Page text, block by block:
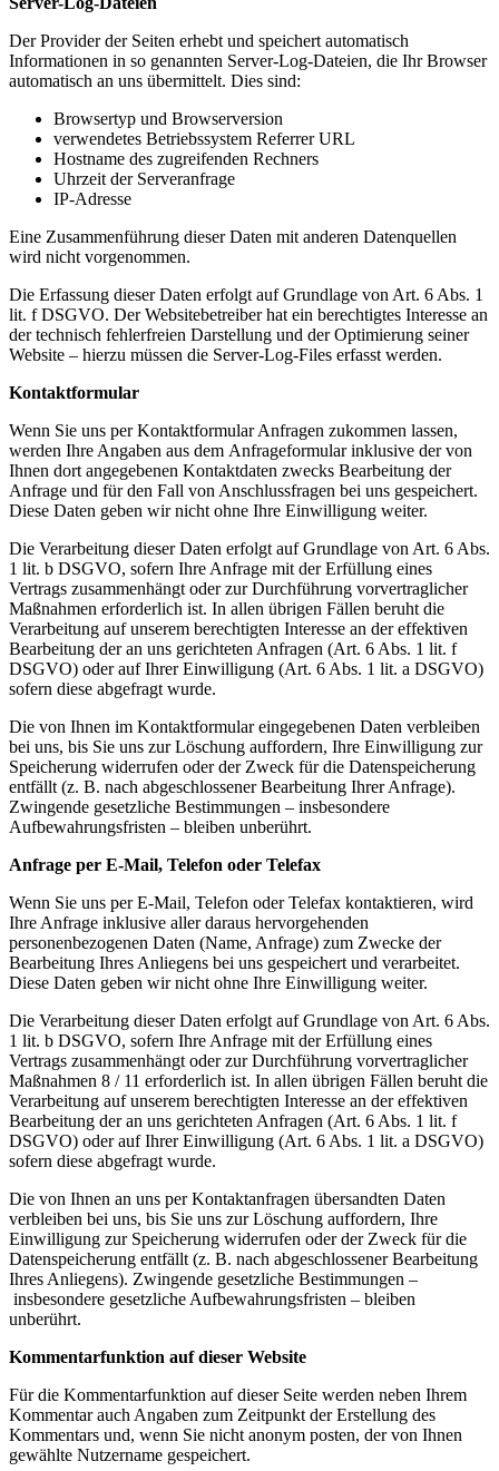
Der Provider der Seiten erhebt und speichert automatisch
Informationen in so genannten Server-Log-Dateien, die Ihr Browser
automatisch an uns übermittelt. Dies sind:
Browsertyp und Browserversion
verwendetes Betriebssystem Referrer URL
Hostname des zugreifenden Rechners
Uhrzeit der Serveranfrage
IP-Adresse
Eine Zusammenführung dieser Daten mit anderen Datenquellen
wird nicht vorgenommen.
Die Erfassung dieser Daten erfolgt auf Grundlage von Art. 6 Abs. 1
lit. f DSGVO. Der Websitebetreiber hat ein berechtigtes Interesse an
der technisch fehlerfreien Darstellung und der Optimierung seiner
Website – hierzu müssen die Server-Log-Files erfasst werden.
Kontaktformular
Wenn Sie uns per Kontaktformular Anfragen zukommen lassen,
werden Ihre Angaben aus dem Anfrageformular inklusive der von
Ihnen dort angegebenen Kontaktdaten zwecks Bearbeitung der
Anfrage und für den Fall von Anschlussfragen bei uns gespeichert.
Diese Daten geben wir nicht ohne Ihre Einwilligung weiter.
Die Verarbeitung dieser Daten erfolgt auf Grundlage von Art. 6 Abs.
1 lit. b DSGVO, sofern Ihre Anfrage mit der Erfüllung eines
Vertrags zusammenhängt oder zur Durchführung vorvertraglicher
Maßnahmen erforderlich ist. In allen übrigen Fällen beruht die
Verarbeitung auf unserem berechtigten Interesse an dereffektiven
Bearbeitung der an uns gerichteten Anfragen (Art. 6 Abs. 1 lit. f
DSGVO) oder auf IhrerEinwilligung (Art. 6 Abs. 1 lit. a DSGVO)
sofern diese abgefragt wurde.
Die von Ihnen im Kontaktformular eingegebenen Daten verbleiben
bei uns, bis Sie uns zur Löschung auffordern, Ihre Einwilligung zur
Speicherung widerrufen oder der Zweck für die Datenspeicherung
entfällt (z. B. nach abgeschlossener Bearbeitung Ihrer Anfrage).
Zwingende gesetzliche Bestimmungen – insbesondere
Aufbewahrungsfristen – bleiben unberührt.
Anfrage per E-Mail, Telefon oder Telefax
Wenn Sie uns per E-Mail, Telefon oder Telefax kontaktieren, wird
Ihre Anfrage inklusive aller daraus hervorgehenden
personenbezogenen Daten (Name, Anfrage) zum Zwecke der
Bearbeitung Ihres Anliegens bei uns gespeichert und verarbeitet.
Diese Daten geben wir nicht ohne Ihre Einwilligung weiter.
Die Verarbeitung dieser Daten erfolgt auf Grundlage von Art. 6 Abs.
1 lit. b DSGVO, sofern Ihre Anfrage mit der Erfüllung eines
Vertrags zusammenhängt oder zur Durchführung vorvertraglicher
Maßnahmen 8 / 11 erforderlich ist. In allen übrigen Fällen beruht die
Verarbeitung auf unserem berechtigten Interesse an dereffektiven
Bearbeitung der an uns gerichteten Anfragen (Art. 6 Abs. 1 lit. f
DSGVO) oder auf IhrerEinwilligung (Art. 6 Abs. 1 lit. a DSGVO)
sofern diese abgefragt wurde.
Die von Ihnen an uns per Kontaktanfragen übersandten Daten
verbleiben bei uns, bis Sie uns zur Löschung auffordern, Ihre
Einwilligung zur Speicherung widerrufen oder der Zweck für die
Datenspeicherung entfällt (z. B. nach abgeschlossener Bearbeitung
Ihres Anliegens). Zwingende gesetzliche Bestimmungen –
insbesondere gesetzliche Aufbewahrungsfristen – bleiben
unberührt.
Kommentarfunktion auf dieser Website
Für die Kommentarfunktion auf dieser Seite werden neben Ihrem
Kommentar auch Angaben zum Zeitpunkt der Erstellung des
Kommentars und, wenn Sie nicht anonym posten, der von Ihnen
gewählte Nutzername gespeichert.